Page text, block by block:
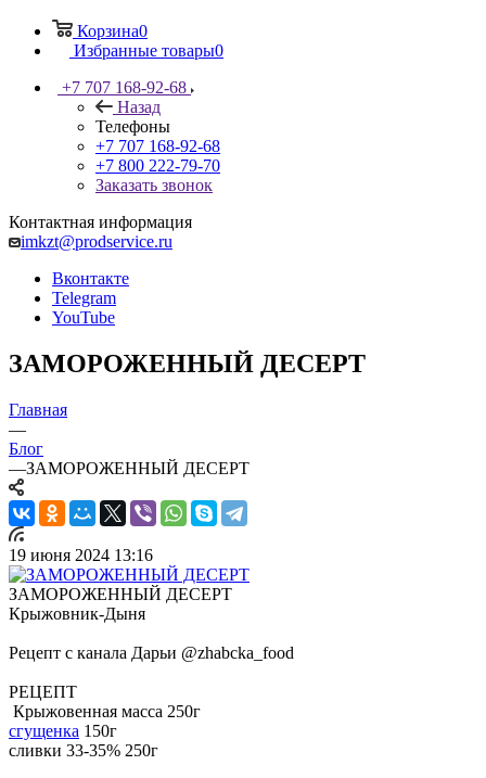
Корзина0
Избранные товары0
+7 707 168-92-68
Назад
Телефоны
+7 707 168-92-68
+7 800 222-79-70
Заказать звонок
Контактная информация
imkzt@prodservice.ru
Вконтакте
Telegram
YouTube
ЗАМОРОЖЕННЫЙ ДЕСЕРТ
Главная
—
Блог
—ЗАМОРОЖЕННЫЙ ДЕСЕРТ
19 июня 2024 13:16
ЗАМОРОЖЕННЫЙ ДЕСЕРТ
Крыжовник-Дыня
Рецепт с канала Дарьи @zhabcka_food
РЕЦЕПТ
Крыжовенная масса 250г
сгущенка 150г
сливки 33-35% 250г